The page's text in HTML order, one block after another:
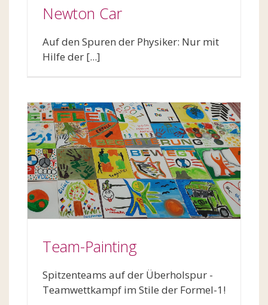
Newton Car
Auf den Spuren der Physiker: Nur mit
Hilfe der [...]
Team-Painting
Spitzenteams auf der Überholspur -
Teamwettkampf im Stile der Formel-1!